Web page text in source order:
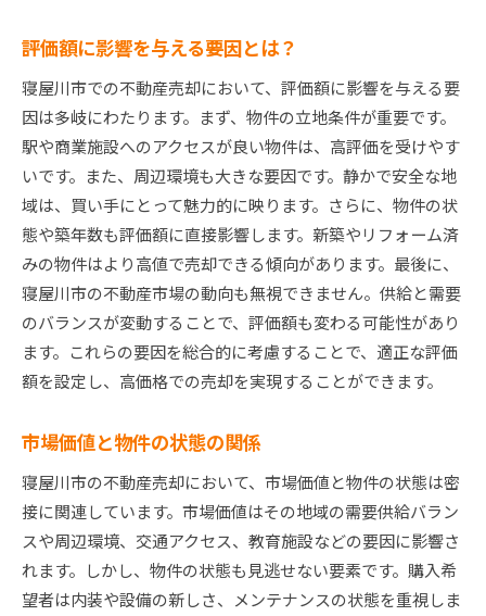
評価額に影響を与える要因とは？
寝屋川市での不動産売却において、評価額に影響を与える要
因は多岐にわたります。まず、物件の立地条件が重要です。
駅や商業施設へのアクセスが良い物件は、高評価を受けやす
いです。また、周辺環境も大きな要因です。静かで安全な地
域は、買い手にとって魅力的に映ります。さらに、物件の状
態や築年数も評価額に直接影響します。新築やリフォーム済
みの物件はより高値で売却できる傾向があります。最後に、
寝屋川市の不動産市場の動向も無視できません。供給と需要
のバランスが変動することで、評価額も変わる可能性があり
ます。これらの要因を総合的に考慮することで、適正な評価
額を設定し、高価格での売却を実現することができます。
市場価値と物件の状態の関係
寝屋川市の不動産売却において、市場価値と物件の状態は密
接に関連しています。市場価値はその地域の需要供給バラン
スや周辺環境、交通アクセス、教育施設などの要因に影響さ
れます。しかし、物件の状態も見逃せない要素です。購入希
望者は内装や設備の新しさ、メンテナンスの状態を重視しま